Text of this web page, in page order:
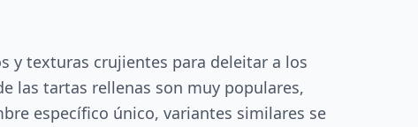
y texturas crujientes para deleitar a los
las tartas rellenas son muy populares,
específico único, variantes similares se